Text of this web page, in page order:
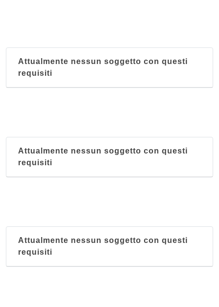
Attualmente nessun soggetto con questi
requisiti
Attualmente nessun soggetto con questi
requisiti
Attualmente nessun soggetto con questi
requisiti